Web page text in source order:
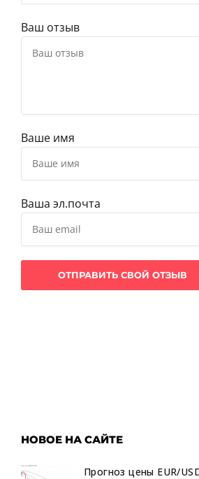
Ваш отзыв
Ваше имя
Ваша эл.почта
НОВОЕ НА САЙТЕ
Прогноз цены EUR/